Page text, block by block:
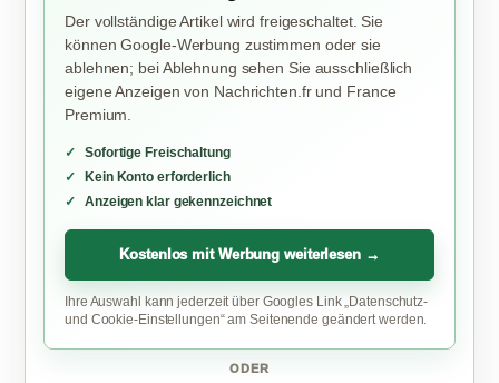
Der vollständige Artikel wird freigeschaltet. Sie
können Google-Werbung zustimmen oder sie
ablehnen; bei Ablehnung sehen Sie ausschließlich
eigene Anzeigen von Nachrichten.fr und France
Premium.
Sofortige Freischaltung
Kein Konto erforderlich
Anzeigen klar gekennzeichnet
Kostenlos mit Werbung weiterlesen →
Ihre Auswahl kann jederzeit über Googles Link „Datenschutz-
und Cookie-Einstellungen“ am Seitenende geändert werden.
ODER